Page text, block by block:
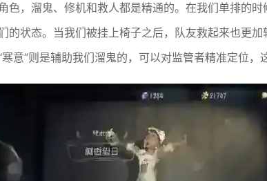
，溜鬼、修机和救人都是精通的。在我们单排的时
状态。当我们被挂上椅子之后，队友救起来也更
意”则是辅助我们溜鬼的，可以对监管者精准定位，